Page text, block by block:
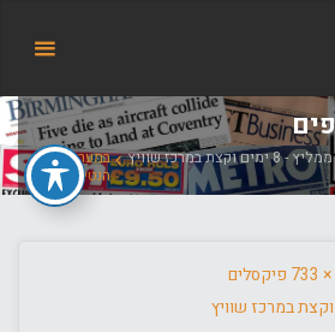
וקצת במרכז שוויץ
במערות
הנטיפים
פיקסלים